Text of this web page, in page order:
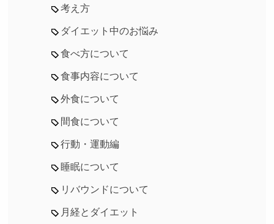
考え方
ダイエット中のお悩み
食べ方について
食事内容について
外食について
間食について
行動・運動編
睡眠について
リバウンドについて
月経とダイエット